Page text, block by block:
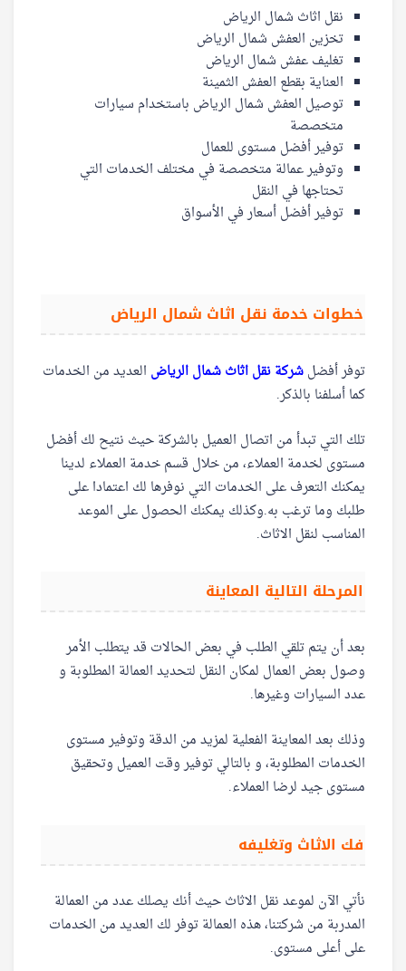
نقل اثاث شمال الرياض
تخزين العفش شمال الرياض
تغليف عفش شمال الرياض
العناية بقطع العفش الثمينة
توصيل العفش شمال الرياض باستخدام سيارات
متخصصة
توفير أفضل مستوى للعمال
وتوفير عمالة متخصصة في مختلف الخدمات التي
تحتاجها في النقل
توفير أفضل أسعار في الأسواق
خطوات خدمة نقل اثاث شمال الرياض
توفر أفضلشركة نقل اثاث شمال الرياض العديد من الخدمات
كما أسلفنا بالذكر.
تلك التي تبدأ من اتصال العميل بالشركة حيث نتيح لك أفضل
مستوى لخدمة العملاء، من خلال قسم خدمة العملاء لدينا
يمكنك التعرف على الخدمات التي نوفرها لك اعتمادا على
طلبك وما ترغب به.وكذلك يمكنك الحصول على الموعد
المناسب لنقل الاثاث.
المرحلة التالية المعاينة
بعد أن يتم تلقي الطلب في بعض الحالات قد يتطلب الأمر
وصول بعض العمال لمكان النقل لتحديد العمالة المطلوبة و
عدد السيارات وغيرها.
وذلك بعد المعاينة الفعلية لمزيد من الدقة وتوفير مستوى
الخدمات المطلوبة، و بالتالي توفير وقت العميل وتحقيق
مستوى جيد لرضا العملاء.
فك الاثاث وتغليفه
نأتي الآن لموعد نقل الاثاث حيث أنك يصلك عدد من العمالة
المدربة من شركتنا، هذه العمالة توفر لك العديد من الخدمات
على أعلى مستوى.